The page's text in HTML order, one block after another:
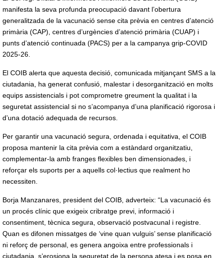
manifesta la seva profunda preocupació davant l’obertura
generalitzada de la vacunació sense cita prèvia en centres d’atenció
primària (CAP), centres d’urgències d’atenció primària (CUAP) i
punts d’atenció continuada (PACS) per a la campanya grip-COVID
2025-26.
El COIB alerta que aquesta decisió, comunicada mitjançant SMS a la
ciutadania, ha generat confusió, malestar i desorganització en molts
equips assistencials i pot comprometre greument la qualitat i la
seguretat assistencial si no s’acompanya d’una planificació rigorosa i
d’una dotació adequada de recursos.
Per garantir una vacunació segura, ordenada i equitativa, el COIB
proposa mantenir la cita prèvia com a estàndard organitzatiu,
complementar-la amb franges flexibles ben dimensionades, i
reforçar els suports per a aquells col·lectius que realment ho
necessiten.
Borja Manzanares, president del COIB, adverteix: “La vacunació és
un procés clínic que exigeix cribratge previ, informació i
consentiment, tècnica segura, observació postvacunal i registre.
Quan es difonen missatges de ‘vine quan vulguis’ sense planificació
ni reforç de personal, es genera angoixa entre professionals i
ciutadania, s’erosiona la seguretat de la persona atesa i es posa en